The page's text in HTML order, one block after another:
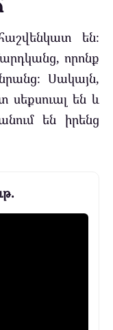
են։
որոնք
Սակայն,
սեքսուալ են և
են իրենց